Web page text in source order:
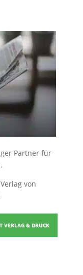
Partner für
von
VERLAG & DRUCK